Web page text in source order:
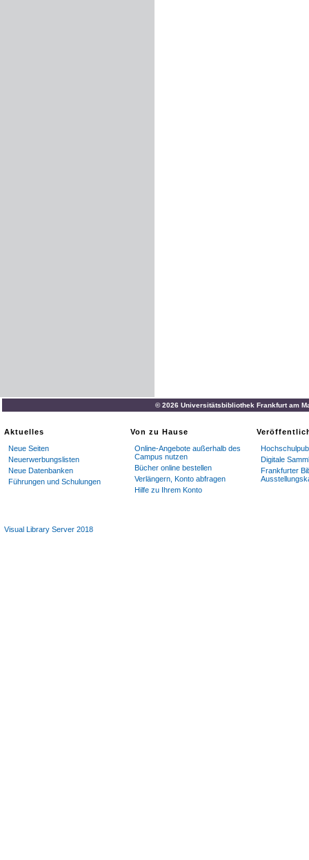
© 2026 Universitätsbibliothek Frankfurt am
Aktuelles
Neue Seiten
Neuerwerbungslisten
Neue Datenbanken
Führungen und Schulungen
Von zu Hause
Online-Angebote außerhalb des
Campus nutzen
Bücher online bestellen
Verlängern, Konto abfragen
Hilfe zu Ihrem Konto
Digitale
Frankfurter
Visual Library Server 2018